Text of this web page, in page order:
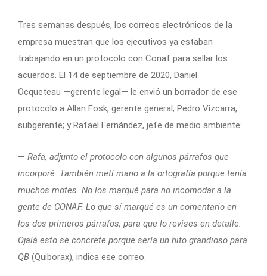
Tres semanas después, los correos electrónicos de la
empresa muestran que los ejecutivos ya estaban
trabajando en un protocolo con Conaf para sellar los
acuerdos. El 14 de septiembre de 2020, Daniel
Ocqueteau —gerente legal— le envió un borrador de ese
protocolo a Allan Fosk, gerente general; Pedro Vizcarra,
subgerente; y Rafael Fernández, jefe de medio ambiente:
— Rafa, adjunto el protocolo con algunos párrafos que
incorporé. También metí mano a la ortografía porque tenía
muchos motes. No los marqué para no incomodar a la
gente de CONAF. Lo que sí marqué es un comentario en
los dos primeros párrafos, para que lo revises en detalle.
Ojalá esto se concrete porque sería un hito grandioso para
QB (Quiborax), indica ese correo.